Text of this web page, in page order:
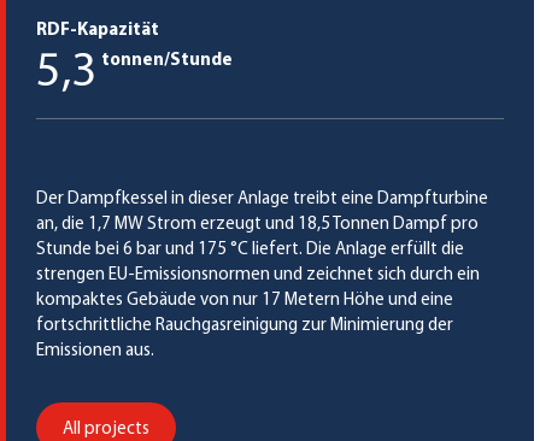
RDF-Kapazität
5,3 tonnen/Stunde
Der Dampfkessel in dieser Anlage treibt eine Dampfturbine
an, die 1,7 MW Strom erzeugt und 18,5 Tonnen Dampf pro
Stunde bei 6 bar und 175 °C liefert. Die Anlage erfüllt die
strengen EU-Emissionsnormen und zeichnet sich durch ein
kompaktes Gebäude von nur 17 Metern Höhe und eine
fortschrittliche Rauchgasreinigung zur Minimierung der
Emissionen aus.
All projects